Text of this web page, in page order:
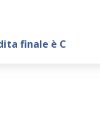
finale è C